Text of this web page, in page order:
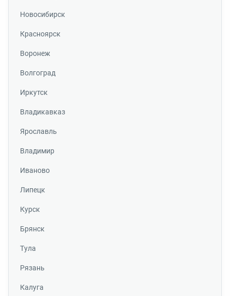
Новосибирск
Красноярск
Воронеж
Волгоград
Иркутск
Владикавказ
Ярославль
Владимир
Иваново
Липецк
Курск
Брянск
Тула
Рязань
Калуга